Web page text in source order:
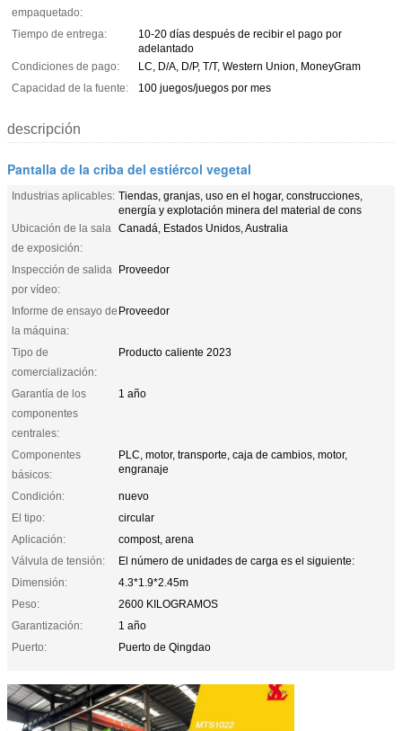
empaquetado:
Tiempo de entrega:
10-20 días después de recibir el pago por
adelantado
Condiciones de pago:
LC, D/A, D/P, T/T, Western Union, MoneyGram
Capacidad de la fuente:
100 juegos/juegos por mes
descripción
Pantalla de la criba del estiércol vegetal
Industrias aplicables: Tiendas, granjas, uso en el hogar, construcciones,
energía y explotación minera del material de cons
Ubicación de la sala
de exposición:
Canadá, Estados Unidos, Australia
Inspección de salida
por vídeo:
Proveedor
Informe de ensayo de
la máquina:
Proveedor
Tipo de
comercialización:
Producto caliente 2023
Garantía de los
componentes
centrales:
1 año
Componentes
básicos:
PLC, motor, transporte, caja de cambios, motor,
engranaje
Condición:
nuevo
El tipo:
circular
Aplicación:
compost, arena
Válvula de tensión:
El número de unidades de carga es el siguiente:
Dimensión:
4.3*1.9*2.45m
Peso:
2600 KILOGRAMOS
Garantización:
1 año
Puerto:
Puerto de Qingdao